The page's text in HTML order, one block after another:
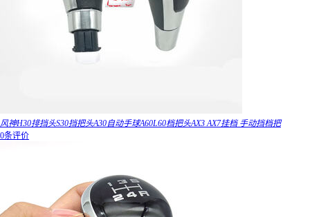
风神H30排挡头S30挡把头A30自动手球A60L60档把头AX3 AX7挂档 手动挡档把
0条评价